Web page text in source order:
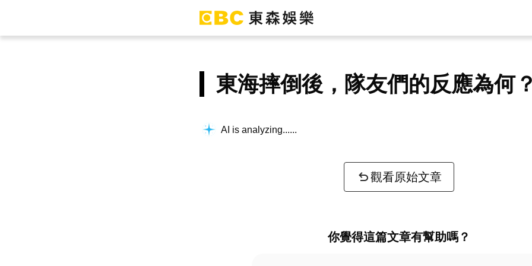
東海摔倒後，隊友們的反應為何
AI is analyzing...
觀看原始文章
你覺得這篇文章有幫助嗎？